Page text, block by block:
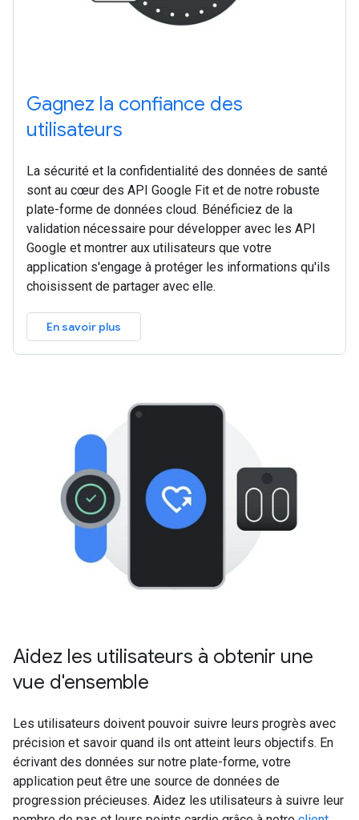
Gagnez la confiance des
utilisateurs
La sécurité et la confidentialité des données de santé
sont au cœur des API Google Fit et de notre robuste
plate-forme de données cloud. Bénéficiez de la
validation nécessaire pour développer avec les API
Google et montrer aux utilisateurs que votre
application s'engage à protéger les informations qu'ils
choisissent de partager avec elle.
En savoir plus
Aidez les utilisateurs à obtenir une
vue d'ensemble
Les utilisateurs doivent pouvoir suivre leurs progrès avec
précision et savoir quand ils ont atteint leurs objectifs. En
écrivant des données sur notre plate-forme, votre
application peut être une source de données de
progression précieuses. Aidez les utilisateurs à suivre leur